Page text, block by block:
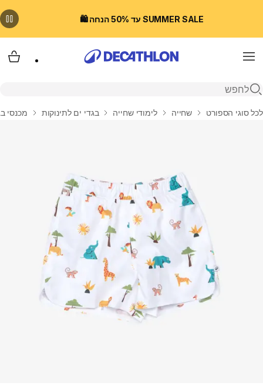
SUMMER SALE עד 50% הנחה 🛍️
Menu
פתיחת חיפוש
בית
לכל סוגי הספורט שחייה לימודי שחייה בגדי ים לתינוקות מכנסי